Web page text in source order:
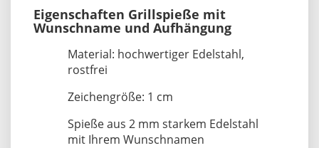
Eigenschaften Grillspieße mit
Wunschname und Aufhängung
Material: hochwertiger Edelstahl,
rostfrei
Zeichengröße: 1 cm
Spieße aus 2 mm starkem Edelstahl
mit Ihrem Wunschnamen